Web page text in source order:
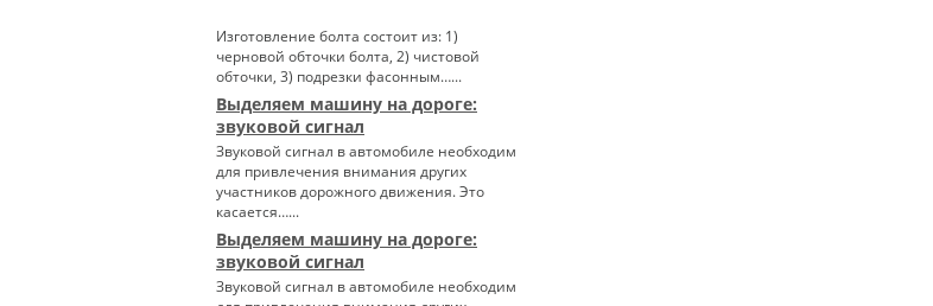
Изготовление болта состоит из: 1)
черновой обточки болта, 2) чистовой
обточки, 3) подрезки фасонным…...
Выделяем машину на дороге:
звуковой сигнал
Звуковой сигнал в автомобиле необходим
для привлечения внимания других
участников дорожного движения. Это
касается…...
Выделяем машину на дороге:
звуковой сигнал
Звуковой сигнал в автомобиле необходим